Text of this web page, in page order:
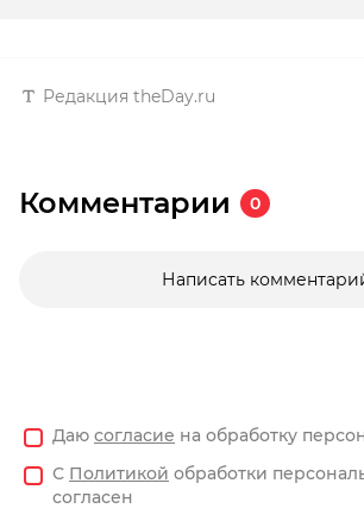
Редакция theDay.ru
Комментарии 0
Написать
Даю согласие на обработку
С Политикой обработки
согласен